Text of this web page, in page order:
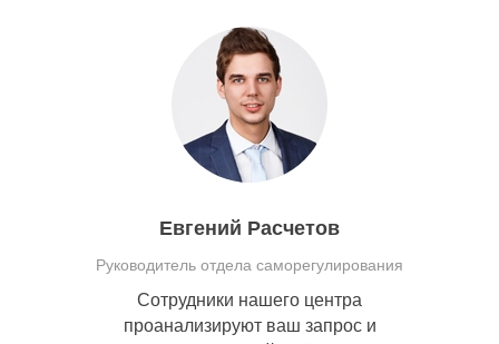
Евгений Расчетов
Руководитель отдела саморегулирования
Сотрудники нашего центра
проанализируют ваш запрос и